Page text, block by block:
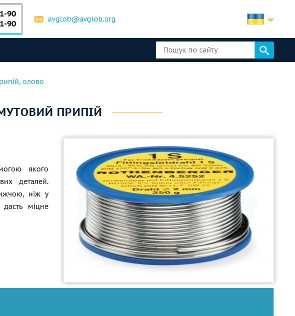
90
90 avglob@avglob.org
олово
ПРИПІЙ
якого
деталей.
ніж у
міцне